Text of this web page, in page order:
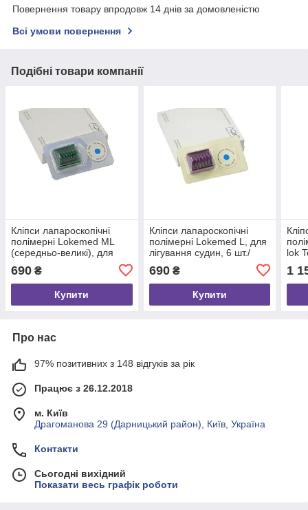
Повернення товару впродовж 14 днів за домовленістю
Всі умови повернення
Подібні товари компанії
Кліпси лапароскопічні
полімерні Lokemed ML
(середньо-великі), для
касета
690 ₴
Купити
Кліпси лапароскопічні
полімерні Lokemed L, для
лігування судин, 6 шт./
690₴
Купити
lok
1
Про нас
97% позитивних з 148 відгуків за рік
Працює з 26.12.2018
м. Київ
Драгоманова 29 (Дарницький район), Київ, Україна
Контакти
Сьогодні вихідний
Показати весь графік роботи